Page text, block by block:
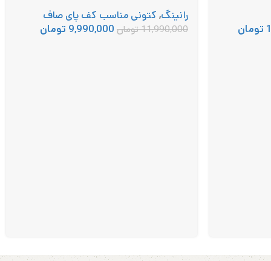
تومان
رانینگ, کتونی مناسب کف پای صاف
11,990,000تومان 9,990,000 تومان